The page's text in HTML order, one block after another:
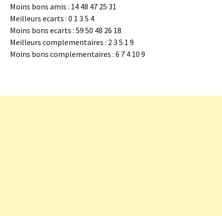
Moins bons amis : 14 48 47 25 31
Meilleurs ecarts : 0 1 3 5 4
Moins bons ecarts : 59 50 48 26 18
Meilleurs complementaires : 2 3 5 1 9
Moins bons complementaires : 6 7 4 10 9